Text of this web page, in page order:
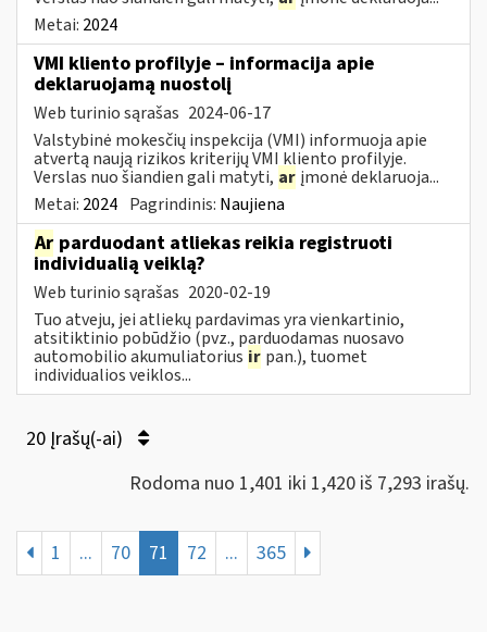
Metai: 2024
VMI kliento profilyje – informacija apie
deklaruojamą nuostolį
Web turinio sąrašas 2024-06-17
Valstybinė mokesčių inspekcija (VMI) informuoja apie
atvertą naują rizikos kriterijų VMI kliento profilyje.
Verslas nuo šiandien gali matyti, ar įmonė deklaruoja...
Metai: 2024 Pagrindinis: Naujiena
Ar parduodant atliekas reikia registruoti
individualią veiklą?
Web turinio sąrašas 2020-02-19
Tuo atveju, jei atliekų pardavimas yra vienkartinio,
atsitiktinio pobūdžio (pvz., parduodamas nuosavo
automobilio akumuliatorius ir pan.), tuomet
individualios veiklos...
20 Įrašų(-ai)
Rodoma nuo 1,401 iki 1,420 iš 7,293 irašų.
1 ... 70 71 72 ... 365